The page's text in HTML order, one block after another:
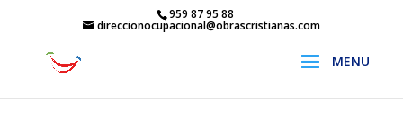
959 87 95 88
direccionocupacional@obrascristianas.com